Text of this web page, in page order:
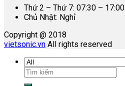
Thứ 2 – Thứ 7: 07:30 – 17:00
Chủ Nhật: Nghỉ
Copyright @ 2018
vietsonic.vn All rights reserved
Tìm
kiếm: